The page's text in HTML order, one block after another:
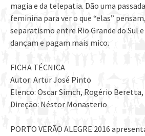
magia e da telepatia. Dão uma
feminina para ver o que “elas”
separatismo entre Rio Grande do Sul
dançam e pagam mais mico.
FICHA TÉCNICA
Autor: Artur José Pinto
Elenco: Oscar Simch, Rogério
Direção: Néstor Monasterio
PORTO VERÃO ALEGRE 2016